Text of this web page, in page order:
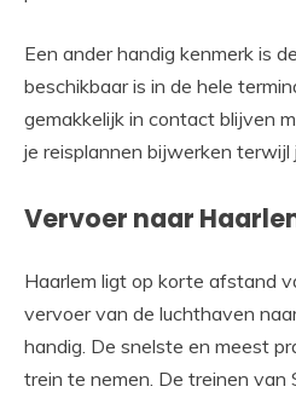
Een ander handig kenmerk is
beschikbaar is in de hele
gemakkelijk in contact blijven
je reisplannen bijwerken
Vervoer naar
Haarlem ligt op korte afstand
vervoer van de luchthaven
handig. De snelste en meest
trein te nemen. De treinen van